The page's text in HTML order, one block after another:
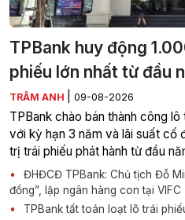
TPBank huy động
phiếu lớn nhất từ đầu
TRÂM ANH 09-08-2026
TPBank chào bán thành công
với kỳ hạn 3 năm và lãi suất cố
trị trái phiếu phát hành từ đầu
ĐHĐCĐ TPBank: Chủ tịch Đỗ
đồng”, lập ngân hàng con tại VIFC
TPBank tất toán loạt lô trái